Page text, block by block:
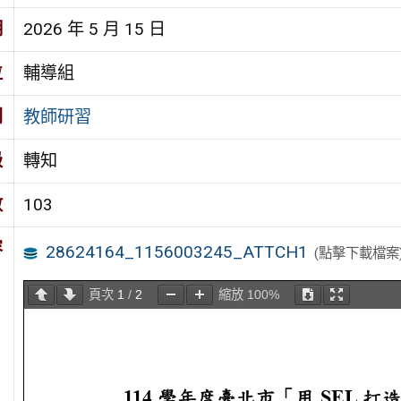
2026 年 5 月 15 日
輔導組
教師研習
轉知
103
28624164_1156003245_ATTCH1 (點擊下載檔
頁次 1 / 2 縮放 100%